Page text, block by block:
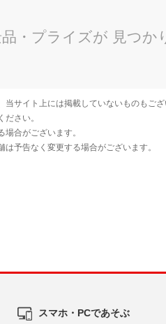
スマホ・PCであそぶ